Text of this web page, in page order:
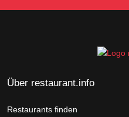
Über restaurant.info
Restaurants finden